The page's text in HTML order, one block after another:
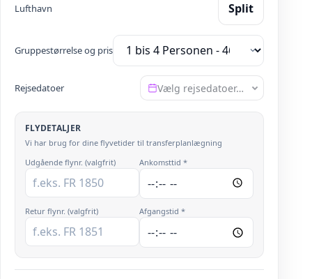
Lufthavn Split
Gruppestørrelse og pris
Rejsedatoer Vælg rejsedatoer…
FLYDETALJER
Vi har brug for dine flyvetider til transferplanlægning
Udgående flynr. (valgfrit)
Ankomsttid *
Retur flynr. (valgfrit) Afgangstid *